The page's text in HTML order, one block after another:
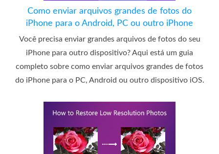
Como enviar arquivos grandes de fotos do
iPhone para o Android, PC ou outro iPhone
Você precisa enviar grandes arquivos de fotos do seu
iPhone para outro dispositivo? Aqui está um guia
completo sobre como enviar arquivos grandes de fotos
do iPhone para o PC, Android ou outro dispositivo iOS.